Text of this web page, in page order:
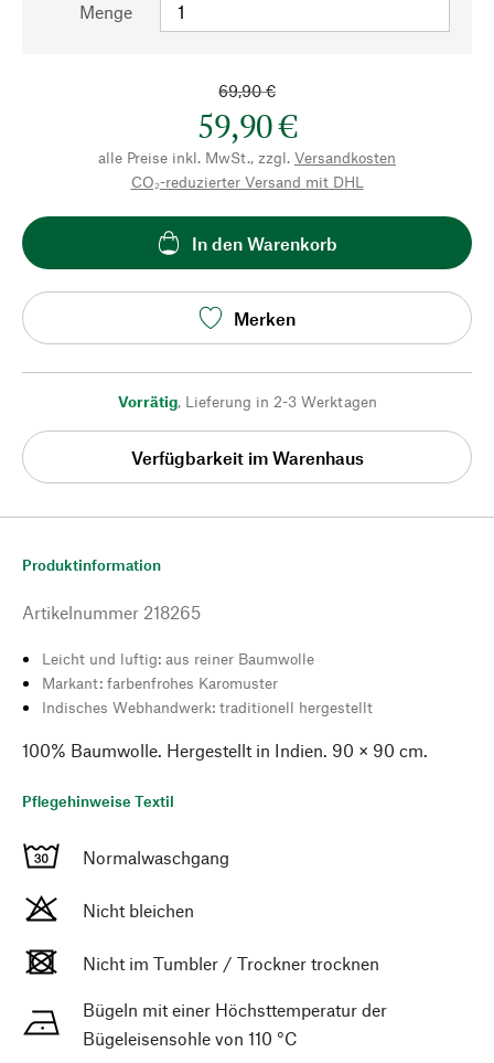
Menge
69,90 €
59,90 €
alle Preise inkl. MwSt., zzgl. Versandkosten
CO₂-reduzierter Versand mit DHL
In den Warenkorb
Merken
Vorrätig, Lieferung in 2-3 Werktagen
Verfügbarkeit im Warenhaus
Produktinformation
Artikelnummer 218265
Leicht und luftig: aus reiner Baumwolle
Markant: farbenfrohes Karomuster
Indisches Webhandwerk: traditionell hergestellt
100% Baumwolle. Hergestellt in Indien. 90 × 90 cm.
Pflegehinweise Textil
Normalwaschgang
Nicht bleichen
Nicht im Tumbler / Trockner trocknen
Bügeln mit einer Höchsttemperatur der
Bügeleisensohle von 110 °C